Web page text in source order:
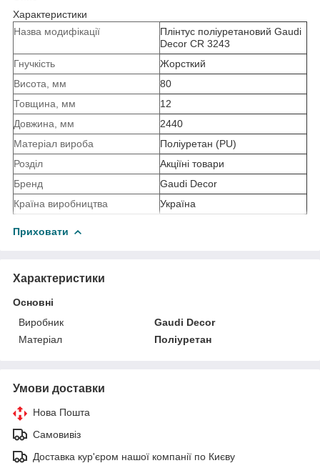
Характеристики
Назва модифікації
Плінтус поліуретановий Gaudi
Decor CR 3243
Гнучкість
Жорсткий
Висота, мм
80
Товщина, мм
12
Довжина, мм
2440
Mатеріал вироба
Поліуретан (PU)
Розділ
Акціїні товари
Бренд
Gaudi Decor
Країна виробництва
Україна
Приховати
Характеристики
Основні
Виробник
Gaudi Decor
Матеріал
Поліуретан
Умови доставки
Нова Пошта
Самовивіз
Доставка кур'єром нашої компанії по Києву